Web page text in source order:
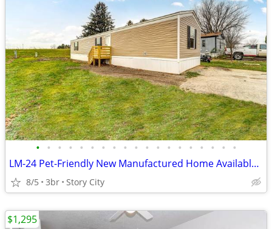
• • • • • • • • • • • • • • • • • • •
LM-24 Pet-Friendly New Manufactured Home Available for Sale!!
8/5 3br Story City
$1,295